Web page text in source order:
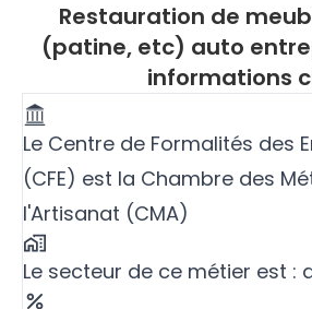
Restauration de
(patine, etc) auto
informations
Le Centre de Formalités des
(CFE) est la Chambre des
l'Artisanat (CMA)
Le secteur de ce métier est :